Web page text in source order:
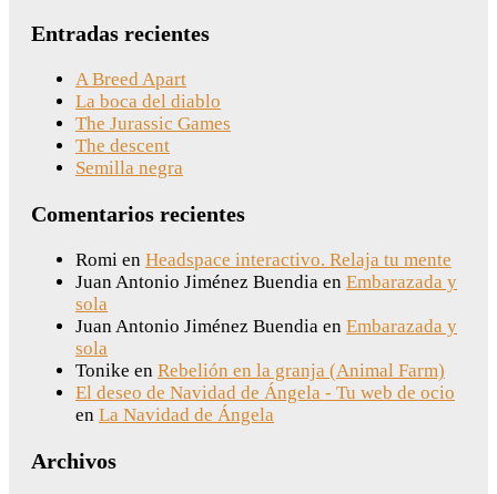
Entradas recientes
A Breed Apart
La boca del diablo
The Jurassic Games
The descent
Semilla negra
Comentarios recientes
Romi en Headspace interactivo. Relaja tu mente
Juan Antonio Jiménez Buendia en Embarazada y
sola
Juan Antonio Jiménez Buendia en Embarazada y
sola
Tonike en Rebelión en la granja (Animal Farm)
El deseo de Navidad de Ángela - Tu web de ocio
en La Navidad de Ángela
Archivos